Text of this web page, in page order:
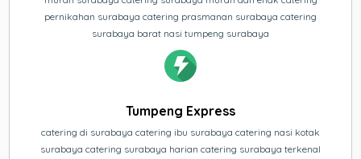
pernikahan surabaya catering prasmanan surabaya catering
surabaya barat nasi tumpeng surabaya
Tumpeng Express
catering di surabaya catering ibu surabaya catering nasi kotak
surabaya catering surabaya harian catering surabaya terkenal